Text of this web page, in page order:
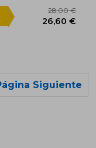
Rápido
Siguiente